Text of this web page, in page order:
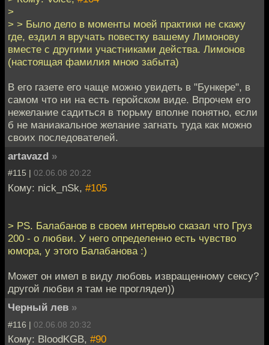
>
> > Было дело в моменты моей практики не скажу
где, ездил я вручать повестку вашему Лимонову
вместе с другими участниками действа. Лимонов
(настоящая фамилия мною забыта)
В его газете его чаще можно увидеть в "Бункере", в
самом что ни на есть геройском виде. Впрочем его
нежелание садиться в тюрьму вполне понятно, если
б не маниакальное желание загнать туда как можно
своих последователей.
artavazd »
#115 | 02.06.08 20:22
Кому: nick_nSk, #105
> PS. Балабанов в своем интервью сказал что Груз
200 - о любви. У него определенно есть чувство
юмора, у этого Балабанова :)
Может он имел в виду любовь извращенному сексу?
другой любви я там не проглядел))
Черный лев »
#116 | 02.06.08 20:32
Кому: BloodKGB, #90